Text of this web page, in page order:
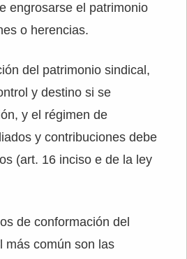
engrosarse el patrimonio
o herencias.
del patrimonio sindical,
y destino si se
y el régimen de
y contribuciones debe
(art. 16 inciso e de la ley
de conformación del
más común son las